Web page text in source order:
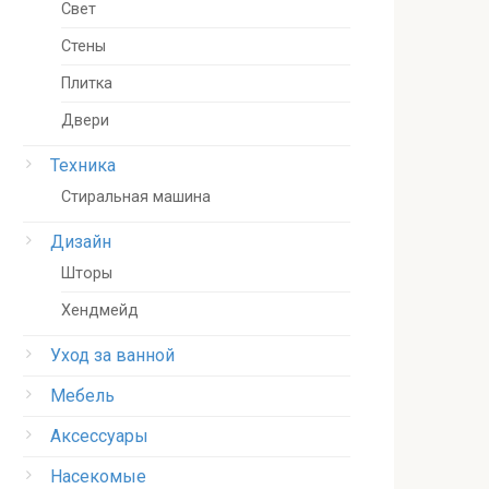
Свет
Стены
Плитка
Двери
Техника
Стиральная машина
Дизайн
Шторы
Хендмейд
Уход за ванной
Мебель
Аксессуары
Насекомые